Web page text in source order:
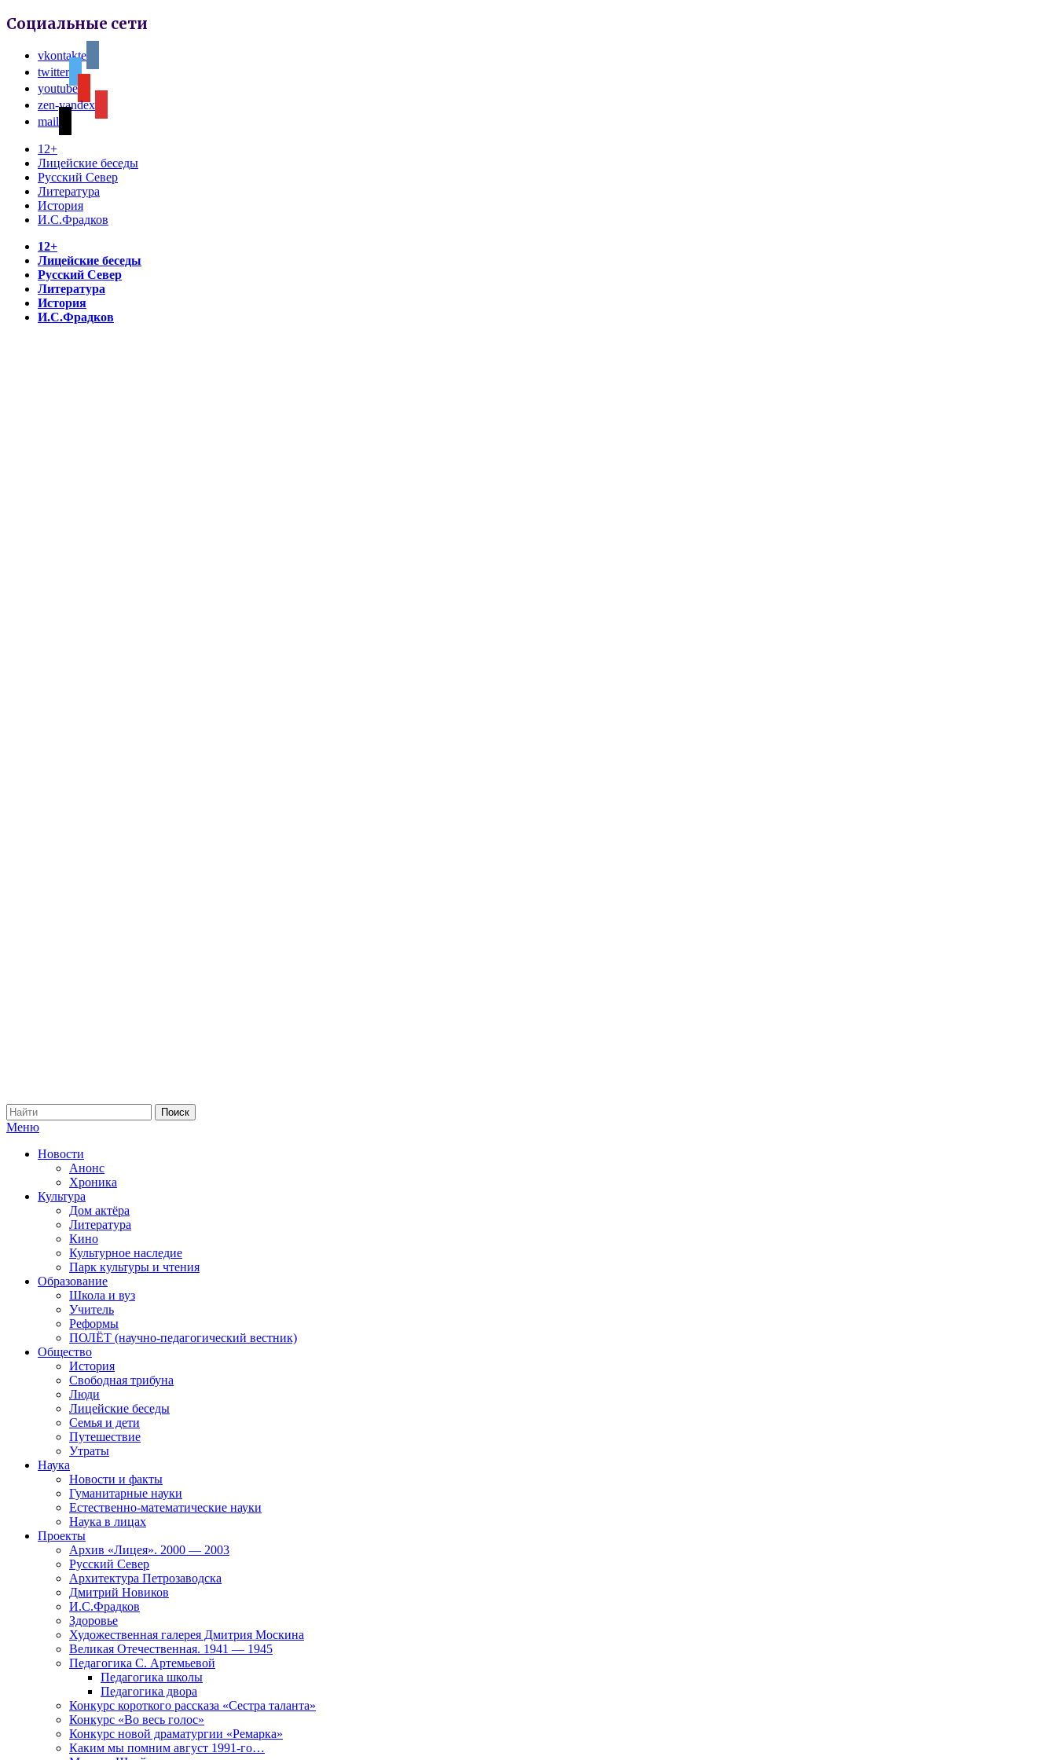
Социальные сети
vkontakte
twitter
youtube
zen-yandex
mail
12+
Лицейские беседы
Русский Север
Литература
История
И.С.Фрадков
12+
Лицейские беседы
Русский Север
Литература
История
И.С.Фрадков
Меню
Новости
Анонс
Хроника
Культура
Дом актёра
Литература
Кино
Культурное наследие
Парк культуры и чтения
Образование
Школа и вуз
Учитель
Реформы
ПОЛЁТ (научно-педагогический вестник)
Общество
История
Свободная трибуна
Люди
Лицейские беседы
Семья и дети
Путешествие
Утраты
Наука
Новости и факты
Гуманитарные науки
Естественно-математические науки
Наука в лицах
Проекты
Архив «Лицея». 2000 — 2003
Русский Север
Архитектура Петрозаводска
Дмитрий Новиков
И.С.Фрадков
Здоровье
Художественная галерея Дмитрия Москина
Великая Отечественная. 1941 — 1945
Педагогика С. Артемьевой
Педагогика школы
Педагогика двора
Конкурс короткого рассказа «Сестра таланта»
Конкурс «Во весь голос»
Конкурс новой драматургии «Ремарка»
Каким мы помним август 1991-го…